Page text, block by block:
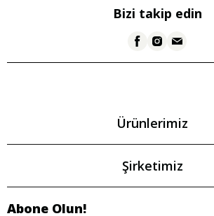
Bizi takip edin
Ürünlerimiz
Şirketimiz
Abone Olun!